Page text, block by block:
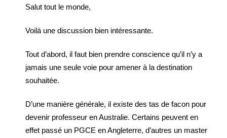
Salut tout le monde,
Voilà une discussion bien intéressante.
Tout d’abord, il faut bien prendre conscience qu’il n’y a
jamais une seule voie pour amener à la destination
souhaitée.
D’une manière générale, il existe des tas de facon pour
devenir professeur en Australie. Certains peuvent en
effet passé un PGCE en Angleterre, d’autres un master